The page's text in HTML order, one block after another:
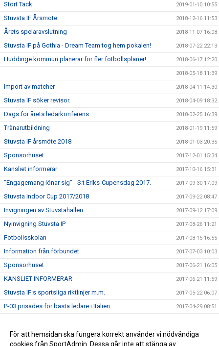
Stort Tack 2019-01-10 10:55
Stuvsta IF Årsmöte 2018-12-16 11:53
Årets spelaravslutning 2018-11-07 16:08
Stuvsta IF på Gothia - Dream Team tog hem pokalen! 2018-07-22 22:13
Huddinge kommun planerar för fler fotbollsplaner! 2018-06-17 12:20
2018-05-18 11:39
Import av matcher 2018-04-11 14:30
Stuvsta IF söker revisor. 2018-04-09 18:32
Dags för årets ledarkonferens 2018-02-25 16:39
Tränarutbildning 2018-01-19 11:59
Stuvsta IF årsmöte 2018 2018-01-03 20:35
Sponsorhuset 2017-12-01 15:34
Kansliet informerar 2017-10-16 15:31
”Engagemang lönar sig” - S:t Eriks-Cupensdag 2017. 2017-09-30 17:09
Stuvsta Indoor Cup 2017/2018 2017-09-22 08:47
Invigningen av Stuvstahallen 2017-09-12 17:09
Nyinvigning Stuvsta IP 2017-08-26 11:21
Fotbollsskolan 2017-08-15 16:55
Information från förbundet. 2017-07-03 10:03
Sponsorhuset 2017-06-21 16:05
KANSLIET INFORMERAR 2017-06-21 11:59
Stuvsta IF:s sportsliga riktlinjer m.m. 2017-05-22 06:07
P-03 prisades för bästa ledare i Italien 2017-04-29 08:51
Stuvsta IF arrangerar sjunde upplagan av Stuvsta outdoor 2017-03-07 22:48
För att hemsidan ska fungera korrekt använder vi nödvändiga
cookies från SportAdmin. Dessa går inte att stänga av.